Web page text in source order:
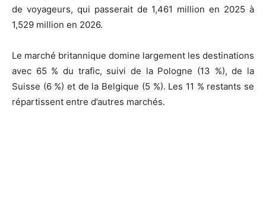
de voyageurs, qui passerait de 1,461 million en 2025 à
1,529 million en 2026.
Le marché britannique domine largement les destinations
avec 65 % du trafic, suivi de la Pologne (13 %), de la
Suisse (6 %) et de la Belgique (5 %). Les 11 % restants se
répartissent entre d’autres marchés.